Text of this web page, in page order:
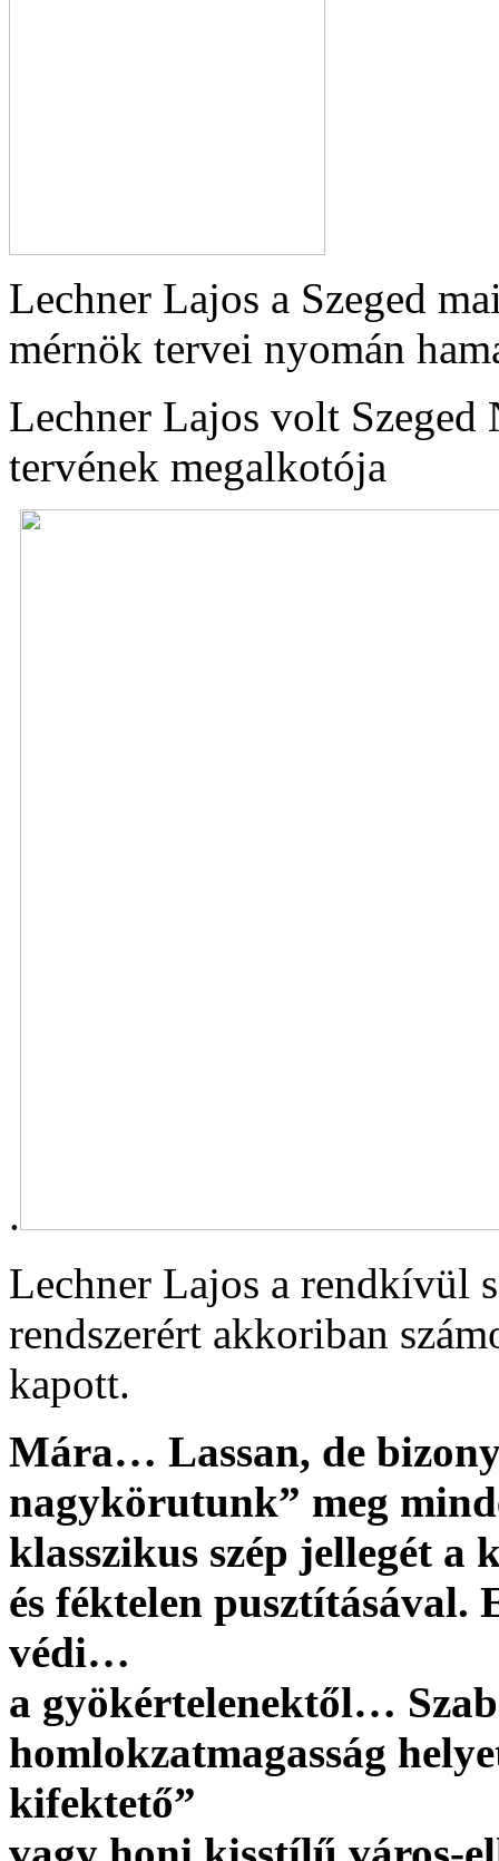
Lechner Lajos a Szeged
mérnök tervei nyomán
Lechner Lajos volt Szeged
tervének megalkotója
.
Lechner Lajos a rendkívül
rendszerért akkoriban
kapott.
Mára… Lassan, de
nagykörutunk” meg
klasszikus szép jellegét a
és féktelen pusztításával.
védi…
a gyökértelenektől…
homlokzatmagasság
kifektető”